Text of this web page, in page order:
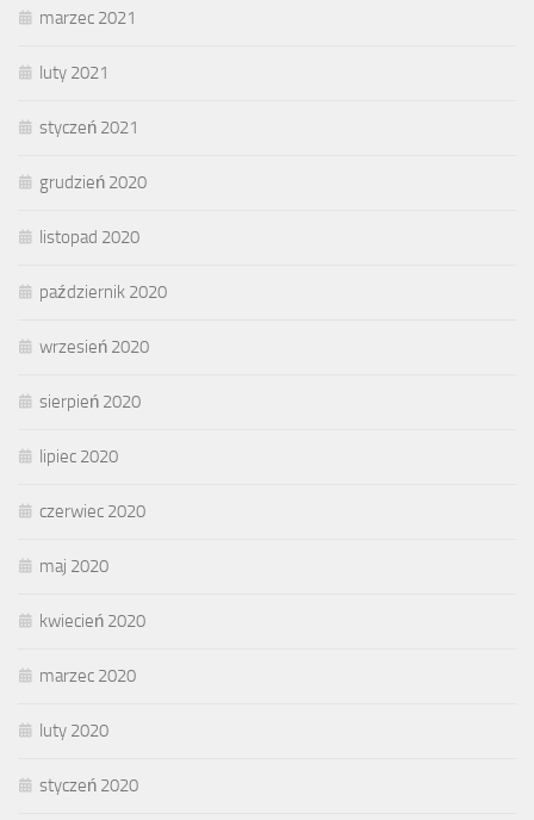
marzec 2021
luty 2021
styczeń 2021
grudzień 2020
listopad 2020
październik 2020
wrzesień 2020
sierpień 2020
lipiec 2020
czerwiec 2020
maj 2020
kwiecień 2020
marzec 2020
luty 2020
styczeń 2020